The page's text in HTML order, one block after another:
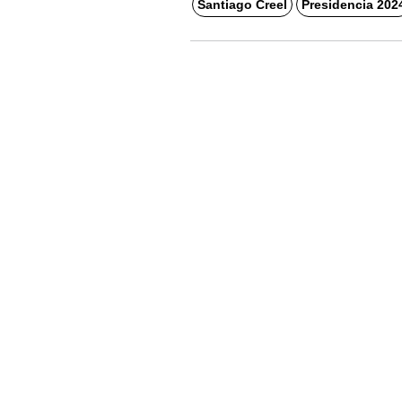
Santiago Creel Presidencia